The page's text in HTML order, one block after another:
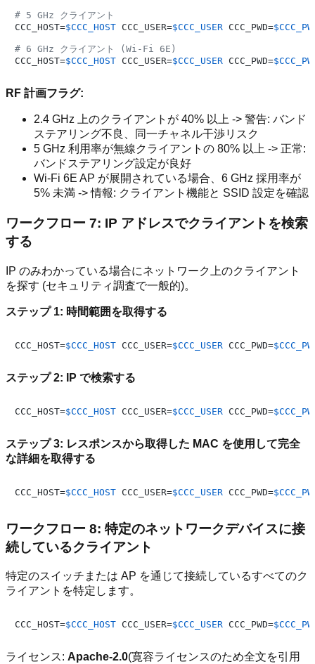
# 5 GHz クライアント
CCC_HOST=$CCC_HOST CCC_USER=$CCC_USER CCC_PWD=
# 6 GHz クライアント (Wi-Fi 6E)
CCC_HOST=$CCC_HOST CCC_USER=$CCC_USER CCC_PWD=
RF 計画フラグ:
2.4 GHz 上のクライアントが 40% 以上 -> 警告: バンド
ステアリング不良、同一チャネル干渉リスク
5 GHz 利用率が無線クライアントの 80% 以上 -> 正常:
バンドステアリング設定が良好
Wi-Fi 6E AP が展開されている場合、6 GHz 採用率が
5% 未満 -> 情報: クライアント機能と SSID 設定を確認
ワークフロー 7: IP アドレスでクライアントを検索
する
IP のみわかっている場合にネットワーク上のクライアント
を探す (セキュリティ調査で一般的)。
ステップ 1: 時間範囲を取得する
CCC_HOST=$CCC_HOST CCC_USER=$CCC_USER CCC_PWD=
ステップ 2: IP で検索する
CCC_HOST=$CCC_HOST CCC_USER=$CCC_USER CCC_PWD=
ステップ 3: レスポンスから取得した MAC を使用して完全
な詳細を取得する
CCC_HOST=$CCC_HOST CCC_USER=$CCC_USER CCC_PWD=
ワークフロー 8: 特定のネットワークデバイスに接
続しているクライアント
特定のスイッチまたは AP を通じて接続しているすべてのク
ライアントを特定します。
CCC_HOST=$CCC_HOST CCC_USER=$CCC_USER CCC_PWD=
ライセンス: Apache-2.0(寛容ライセンスのため全文を引用